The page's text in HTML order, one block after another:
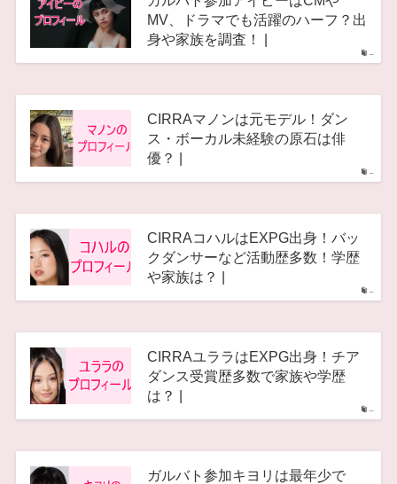
–
MV、ドラマでも活躍のハーフ？出
身や家族を調査！ |
–
CIRRAマノンは元モデル！ダン
ス・ボーカル未経験の原石は俳
優？ |
–
CIRRAコハルはEXPG出身！バッ
クダンサーなど活動歴多数！学歴
や家族は？ |
–
CIRRAユララはEXPG出身！チア
ダンス受賞歴多数で家族や学歴
は？ |
ガルバト参加キヨリは最年少で